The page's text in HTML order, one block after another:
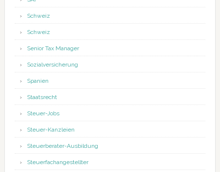
Schweiz
Schweiz
Senior Tax Manager
Sozialversicherung
Spanien
Staatsrecht
Steuer-Jobs
Steuer-Kanzleien
Steuerberater-Ausbildung
Steuerfachangestellter